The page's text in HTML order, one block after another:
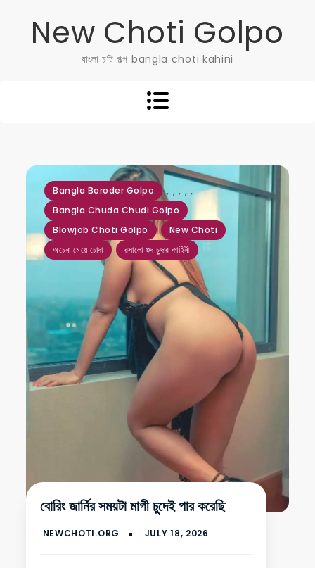
New Choti Golpo
বাংলা চটি গল্প bangla choti kahini
Bangla Boroder Golpo ,
Bangla Chuda Chudi Golpo
,
Blowjob Choti Golpo
,
New Choti
,
অচেনা মেয়ে চোদা
,
রসালো গুদ চুদার কাহিনী
বোরিং জার্নির সময়টা মাগী চুদেই পার করেছি